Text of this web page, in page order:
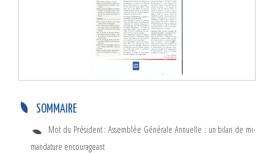
SOMMAIRE
Mot du Président : Assemblée Générale Annuelle : un bilan de mi-
mandature encourageant